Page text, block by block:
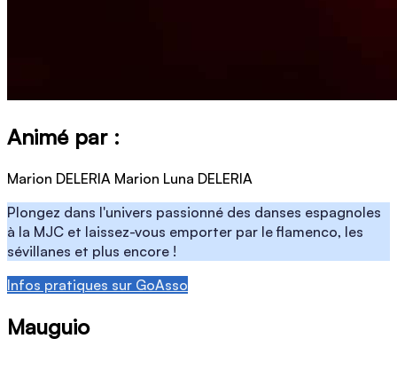
Animé par :
Marion DELERIA Marion Luna DELERIA
Plongez dans l'univers passionné des danses espagnoles
à la MJC et laissez-vous emporter par le flamenco, les
sévillanes et plus encore !
Infos pratiques sur GoAsso
Mauguio